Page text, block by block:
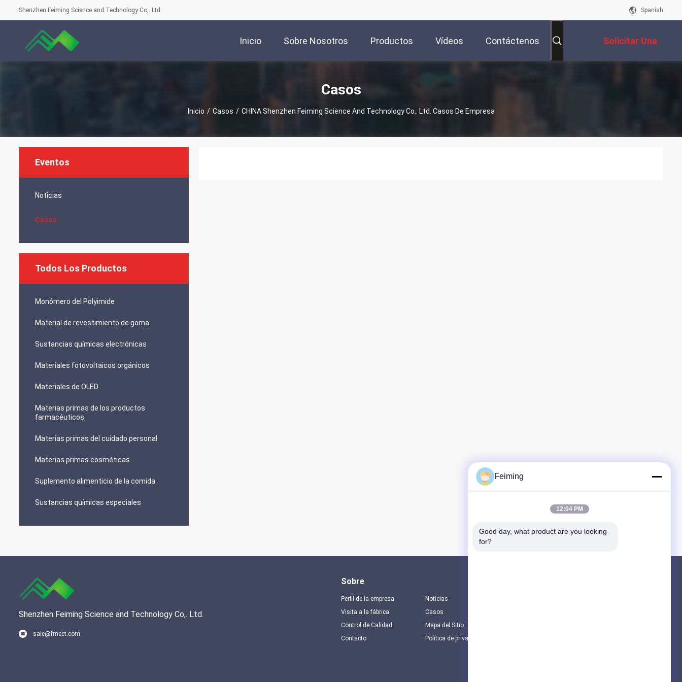
Shenzhen Feiming Science and Technology Co,. Ltd. Spanish
Inicio Sobre Nosotros Productos Vídeos Contáctenos Solicitar Una
Cotización
Casos
Inicio / Casos / CHINA Shenzhen Feiming Science And Technology Co,. Ltd. Casos De Empresa
Eventos
Noticias
Casos
Todos Los Productos
Monómero del Polyimide
Material de revestimiento de goma
Sustancias químicas electrónicas
Materiales fotovoltaicos orgánicos
Materiales de OLED
Materias primas de los productos
farmacéuticos
Materias primas del cuidado personal
Materias primas cosméticas
Suplemento alimenticio de la comida
Sustancias químicas especiales
Shenzhen Feiming Science and Technology Co,. Ltd.
sale@fmect.com
Sobre
Perfil de la empresa
Visita a la fábrica
Control de Calidad
Contacto
Noticias
Casos
Mapa del Sitio
Política de privacidad
Feiming
12:04 PM
Good day, what product are you looking
for?